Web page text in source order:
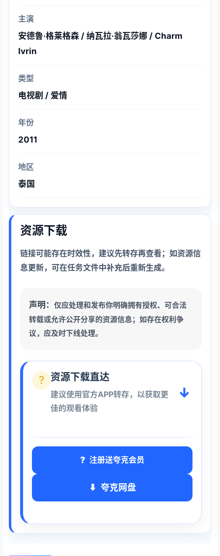
主演
安德鲁·格莱格森 / 纳瓦拉·翁瓦莎娜 / Charm
Ivrin
类型
电视剧 / 爱情
年份
2011
地区
泰国
资源下载
链接可能存在时效性，建议先转存再查看；如资源信
息更新，可在任务文件中补充后重新生成。
声明： 仅应处理和发布你明确拥有授权、可合法
转载或允许公开分享的资源信息；如存在权利争
议，应及时下线处理。
? 资源下载直达
建议使用官方APP转存，以获取更
佳的观看体验
↓
注册送夸克会员
夸克网盘